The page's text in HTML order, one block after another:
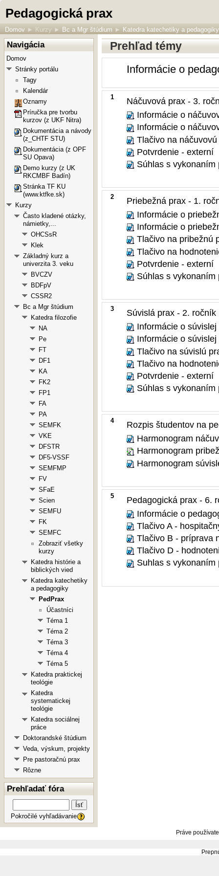
Pedagogická prax
Domov ► Kurzy ► Bc a Mgr štúdium ► Katedra katechetiky a pedagogiky
Prehľad témy
Informácie o
1
Náčuvová prax - 3.
Informácie o
Informácie o
Tlačivo na
Potvrdenie - externí
Súhlas s vykonaním
2
Priebežná prax - 1.
Informácie o
Informácie o
Tlačivo na pribežnú
Tlačivo na
Potvrdenie - externí
Súhlas s
3
Súvislá prax - 2. ročník
Informácie o
Informácie o
Tlačivo na súvislú
Tlačivo na
Potvrdenie - externí
Súhlas s
4
Rozpis študentov na
Harmonogram
Harmonogram
Harmonogram
5
Pedagogická prax - 6.
Informácie o
Tlačivo A -
Tlačivo B - príprava
Tlačivo D -
Suhlas s vykonaním
Navigácia
Domov
Stránky portálu
Tagy
Kalendár
Oznamy
Príručka pre tvorbu
kurzov (z UKF Nitra)
Dokumentácia a návody
(z_CHTF STU)
Dokumentácia (z OPF
SU Opava)
Demo kurzy (z UK
RKCMBF Badín)
Stránka TF KU
(www.ktfke.sk)
Kurzy
Často kladené otázky,
námietky,...
OHCSsR
Klek
Základný kurz a
univerzita 3. veku
BVCZV
BDFpV
CSSR2
Bc a Mgr štúdium
Katedra filozofie
NA
Pe
FT
DF1
KA
FK2
FP1
FA
PA
SEMFK
VKE
DFSTR
DF5-VSSF
SEMFMP
FV
SFaE
Scien
SEMFU
FK
SEMFC
Zobraziť všetky
kurzy
Katedra histórie a
biblických vied
Katedra katechetiky
a pedagogiky
PedPrax
Účastníci
Téma 1
Téma 2
Téma 3
Téma 4
Téma 5
Katedra praktickej
teológie
Katedra
systematickej
teológie
Katedra sociálnej
práce
Doktorandské štúdium
Veda, výskum, projekty
Pre pastoračnú prax
Rôzne
Prehľadať fóra
Ísť
Pokročilé vyhľadávanie
Práve